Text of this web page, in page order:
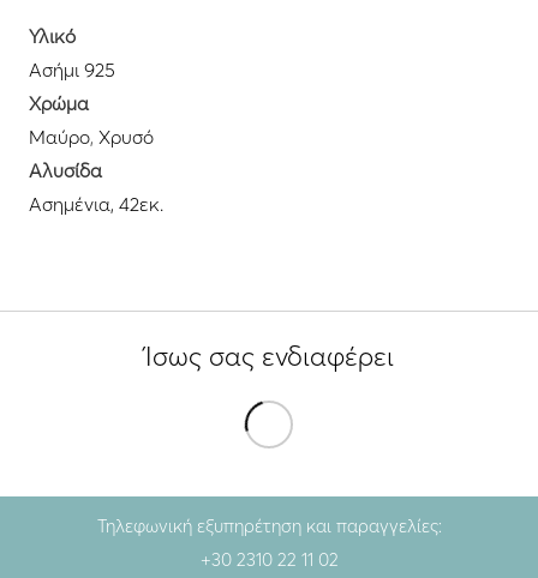
Υλικό
Ασήμι 925
Χρώμα
Μαύρο, Χρυσό
Αλυσίδα
Ασημένια, 42εκ.
Ίσως σας ενδιαφέρει
Τηλεφωνική εξυπηρέτηση και παραγγελίες:
+30 2310 22 11 02